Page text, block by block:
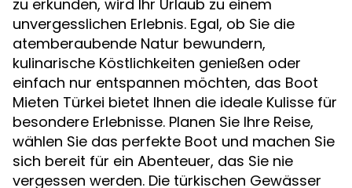
zu erkunden, wird Ihr Urlaub zu einem
unvergesslichen Erlebnis. Egal, ob Sie die
atemberaubende Natur bewundern,
kulinarische Köstlichkeiten genießen oder
einfach nur entspannen möchten, das Boot
Mieten Türkei bietet Ihnen die ideale Kulisse für
besondere Erlebnisse. Planen Sie Ihre Reise,
wählen Sie das perfekte Boot und machen Sie
sich bereit für ein Abenteuer, das Sie nie
vergessen werden. Die türkischen Gewässer